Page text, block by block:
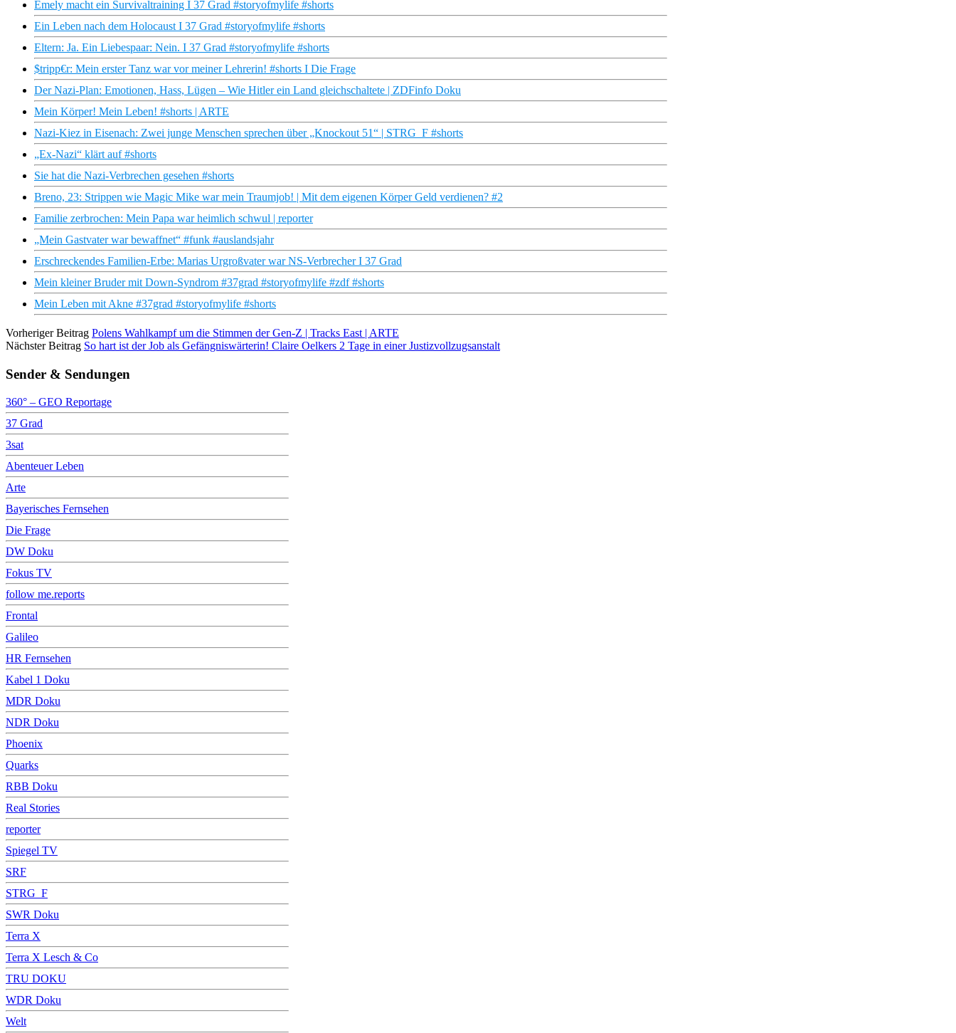
Emely macht ein Survivaltraining I 37 Grad #storyofmylife #shorts
Ein Leben nach dem Holocaust I 37 Grad #storyofmylife #shorts
Eltern: Ja. Ein Liebespaar: Nein. I 37 Grad #storyofmylife #shorts
$tripp€r: Mein erster Tanz war vor meiner Lehrerin! #shorts I Die Frage
Der Nazi-Plan: Emotionen, Hass, Lügen – Wie Hitler ein Land gleichschaltete | ZDFinfo Doku
Mein Körper! Mein Leben! #shorts | ARTE
Nazi-Kiez in Eisenach: Zwei junge Menschen sprechen über „Knockout 51“ | STRG_F #shorts
„Ex-Nazi“ klärt auf #shorts
Sie hat die Nazi-Verbrechen gesehen #shorts
Breno, 23: Strippen wie Magic Mike war mein Traumjob! | Mit dem eigenen Körper Geld verdienen? #2
Familie zerbrochen: Mein Papa war heimlich schwul | reporter
„Mein Gastvater war bewaffnet“ #funk #auslandsjahr
Erschreckendes Familien-Erbe: Marias Urgroßvater war NS-Verbrecher I 37 Grad
Mein kleiner Bruder mit Down-Syndrom #37grad #storyofmylife #zdf #shorts
Mein Leben mit Akne #37grad #storyofmylife #shorts
Vorheriger Beitrag Polens Wahlkampf um die Stimmen der Gen-Z | Tracks East | ARTE
Nächster Beitrag So hart ist der Job als Gefängniswärterin! Claire Oelkers 2 Tage in einer Justizvollzugsanstalt
Sender & Sendungen
360° – GEO Reportage
37 Grad
3sat
Abenteuer Leben
Arte
Bayerisches Fernsehen
Die Frage
DW Doku
Fokus TV
follow me.reports
Frontal
Galileo
HR Fernsehen
Kabel 1 Doku
MDR Doku
NDR Doku
Phoenix
Quarks
RBB Doku
Real Stories
reporter
Spiegel TV
SRF
STRG_F
SWR Doku
Terra X
Terra X Lesch & Co
TRU DOKU
WDR Doku
Welt